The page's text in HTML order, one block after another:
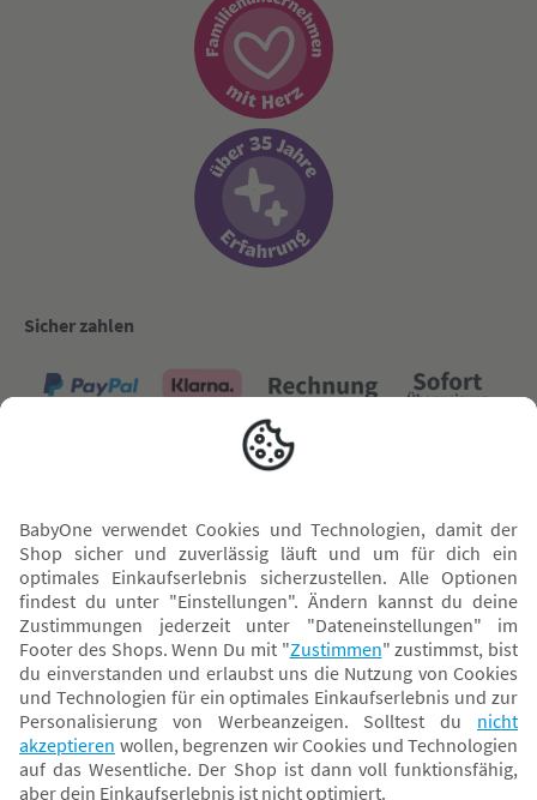
Sicher zahlen
Versand mit
* Alle Preise inkl. MwSt. und ggf. zzgl.Versandkosten. Der dargestellte Preis gilt -
abhängig von der von dir gewählten Option - im BabyOne-Onlineshop oder bei
Abholung in dem von dir gewählten BabyOne-Franchise-Betrieb. Der für den
Onlineshop geltende Preis stellt bei einem Verkauf durch unsere Franchise-
Nehmer eine unverbindliche Preisempfehlung dar. Der Verkaufspreis der